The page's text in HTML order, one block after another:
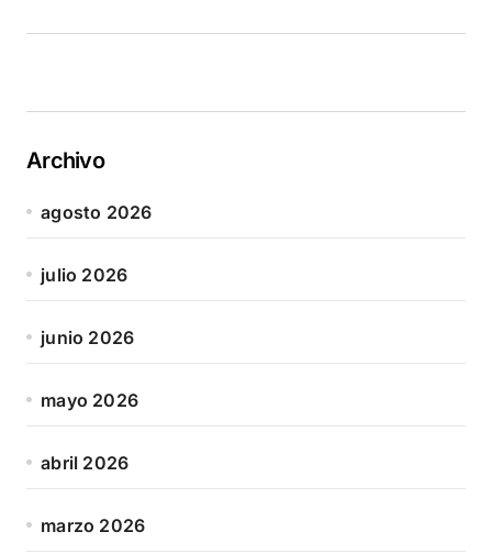
Archivo
agosto 2026
julio 2026
junio 2026
mayo 2026
abril 2026
marzo 2026